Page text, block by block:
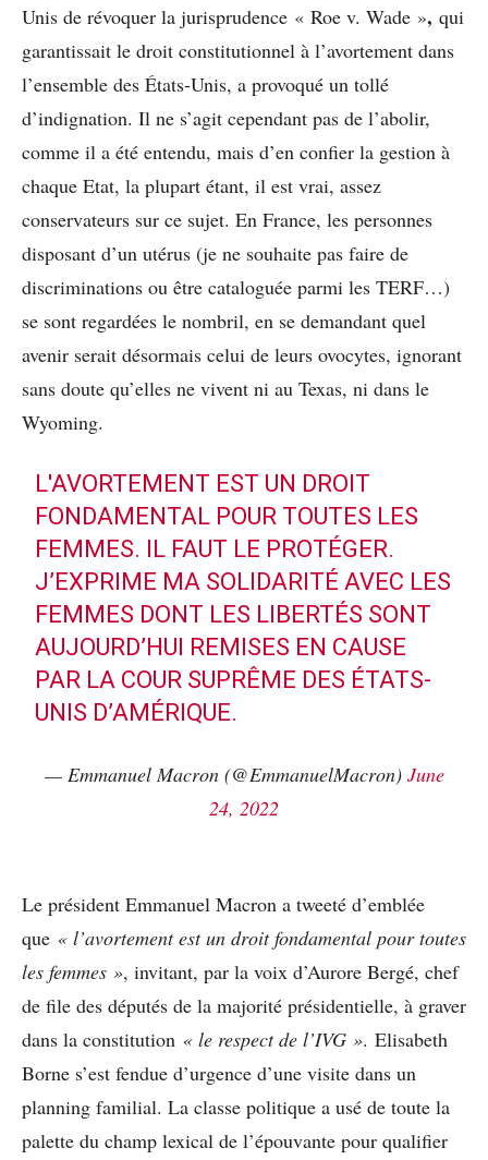
Unis de révoquer la jurisprudence « Roe v. Wade », qui
garantissait le droit constitutionnel à l’avortement dans
l’ensemble des États-Unis, a provoqué un tollé
d’indignation. Il ne s’agit cependant pas de l’abolir,
comme il a été entendu, mais d’en confier la gestion à
chaque Etat, la plupart étant, il est vrai, assez
conservateurs sur ce sujet. En France, les personnes
disposant d’un utérus (je ne souhaite pas faire de
discriminations ou être cataloguée parmi les TERF…)
se sont regardées le nombril, en se demandant quel
avenir serait désormais celui de leurs ovocytes, ignorant
sans doute qu’elles ne vivent ni au Texas, ni dans le
Wyoming.
L'AVORTEMENT EST UN DROIT
FONDAMENTAL POUR TOUTES LES
FEMMES. IL FAUT LE PROTÉGER.
J’EXPRIME MA SOLIDARITÉ AVEC LES
FEMMES DONT LES LIBERTÉS SONT
AUJOURD’HUI REMISES EN CAUSE
PAR LA COUR SUPRÊME DES ÉTATS-
UNIS D’AMÉRIQUE.
— Emmanuel Macron (@EmmanuelMacron) June
24, 2022
Le président Emmanuel Macron a tweeté d’emblée
que « l’avortement est un droit fondamental pour toutes
les femmes », invitant, par la voix d’Aurore Bergé, chef
de file des députés de la majorité présidentielle, à graver
dans la constitution « le respect de l’IVG ». Elisabeth
Borne s’est fendue d’urgence d’une visite dans un
planning familial. La classe politique a usé de toute la
palette du champ lexical de l’épouvante pour qualifier